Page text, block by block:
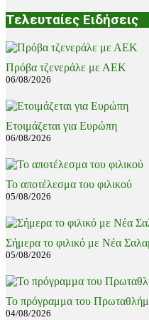
Τελευταίες Ειδήσεις
Πρόβα τζενεράλε με ΑΕΚ
06/08/2026
Ετοιμάζεται για Ευρώπη
06/08/2026
Το αποτέλεσμα του φιλικού
05/08/2026
Σήμερα το φιλικό με Νέα
05/08/2026
Το πρόγραμμα του
04/08/2026